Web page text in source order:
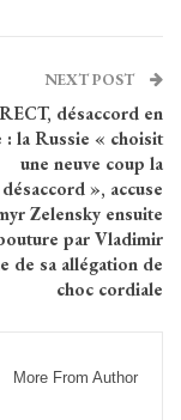
NEXT POST
désaccord en
: la Russie « choisit
une neuve coup la
désaccord », accuse
Zelensky ensuite
par Vladimir
de sa allégation de
choc cordiale
More From Author